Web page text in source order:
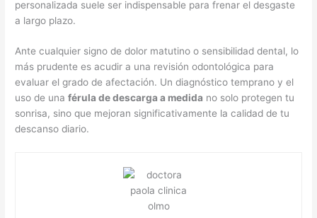
personalizada suele ser indispensable para frenar el desgaste
a largo plazo.
Ante cualquier signo de dolor matutino o sensibilidad dental, lo
más prudente es acudir a una revisión odontológica para
evaluar el grado de afectación. Un diagnóstico temprano y el
uso de unaférula de descarga a medida no solo protegen tu
sonrisa, sino que mejoran significativamente la calidad de tu
descanso diario.